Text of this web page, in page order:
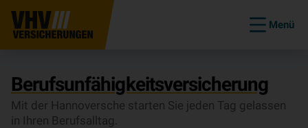
Menü
Be­rufs­un­fä­hig­keits­ver­si­che­rung
Mit der Hannoversche starten Sie jeden Tag gelassen
in Ihren Berufsalltag.